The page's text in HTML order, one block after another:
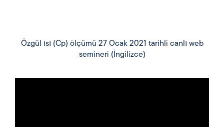
Özgül ısı (Cp) ölçümü 27 Ocak 2021 tarihli canlı web
semineri (İngilizce)